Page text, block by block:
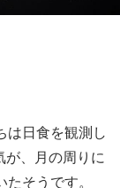
は日食を観測し
が、月の周りに
そうです。